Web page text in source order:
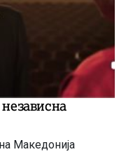
Македонија